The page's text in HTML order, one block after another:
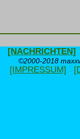
[NACHRICHTEN]
©2000-2018
[IMPRESSUM]